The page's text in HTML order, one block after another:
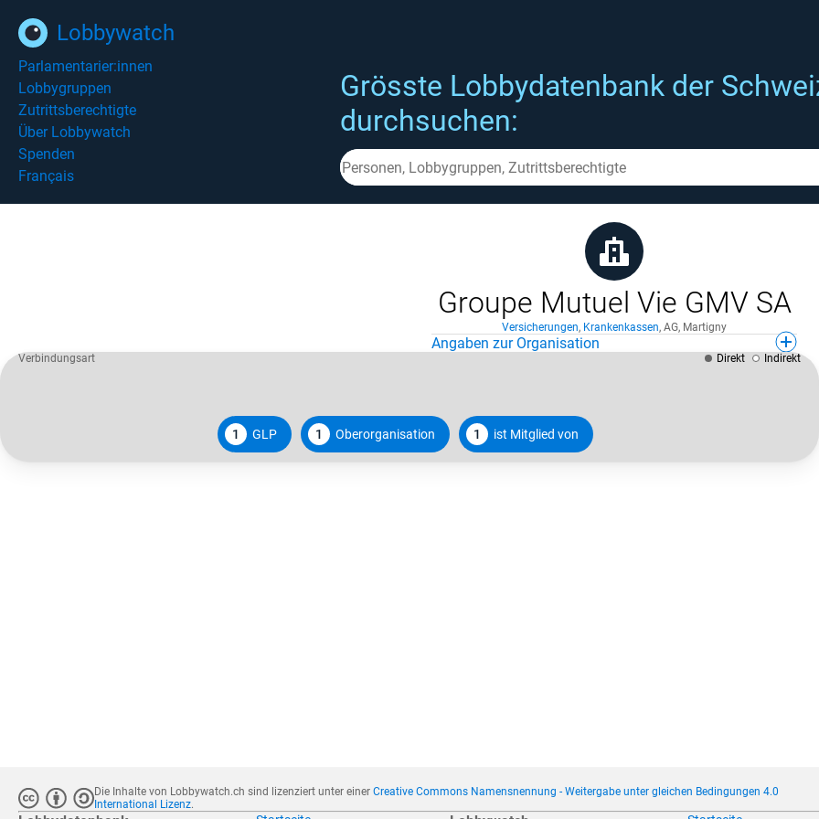
Lobbywatch
Parlamentarier:innen
Lobbygruppen
Zutrittsberechtigte
Über Lobbywatch
Spenden
Français
Grösste Lobbydatenbank der
durchsuchen:
Groupe Mutuel Vie GMV SA
Versicherungen, Krankenkassen, AG, Martigny
Angaben zur Organisation
1 GLP 1 Oberorganisation 1 ist Mitglied von
Verbindungsart Direkt Indirekt
Die Inhalte von Lobbywatch.ch sind lizenziert unter einerCreative Commons Namensnennung - Weitergabe unter gleichen Bedingungen 4.0
International Lizenz.